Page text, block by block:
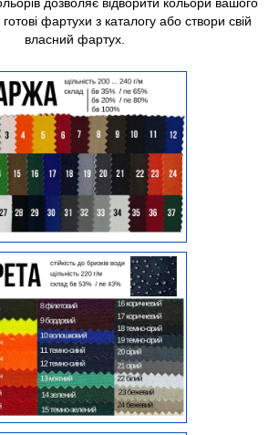
фартухи з каталогу або створи свій
власний фартух.